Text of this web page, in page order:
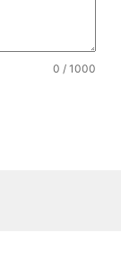
0 / 1000